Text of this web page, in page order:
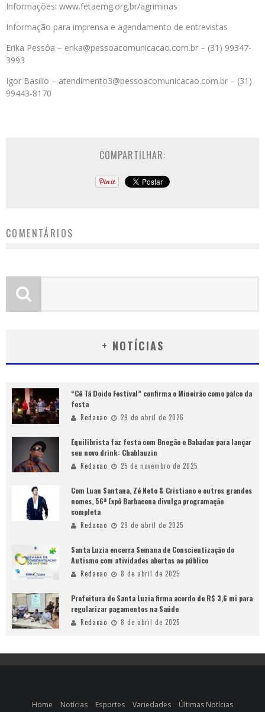
Informações: www.fetaemg.org.br/agriminas
Informação para imprensa e agendamento de entrevistas
Erika Pessôa – erika@pessoacomunicacao.com.br – (31) 99347-
3993
Igor Basilio – atendimento3@pessoacomunicacao.com.br – (31)
99443-8170
COMPARTILHAR:
COMENTÁRIOS
+ NOTÍCIAS
“Cê Tá Doido Festival” confirma o Mineirão como palco da
festa
Redacao 29 de abril de 2026
Equilibrista faz festa com Bnegão e Babadan para lançar
seu novo drink: Chablauzin
Redacao 25 de novembro de 2025
Com Luan Santana, Zé Neto & Cristiano e outros grandes
nomes, 56ª Expô Barbacena divulga programação
completa
Redacao 29 de abril de 2025
Santa Luzia encerra Semana de Conscientização do
Autismo com atividades abertas ao público
Redacao 8 de abril de 2025
Prefeitura de Santa Luzia firma acordo de R$ 3,6 mi para
regularizar pagamentos na Saúde
Redacao 8 de abril de 2025
Home Notícias Esportes Variedades Últimas Notícias